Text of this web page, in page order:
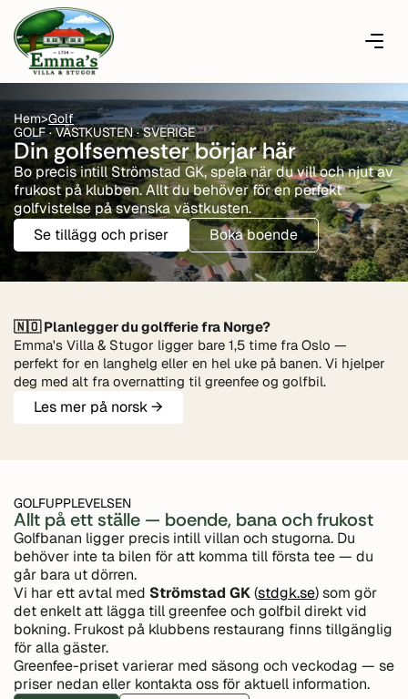
Hem>Golf
GOLF · VÄSTKUSTEN · SVERIGE
Din golfsemester börjar här
Bo precis intill Strömstad GK, spela när du vill och njut av
frukost på klubben. Allt du behöver för en perfekt
golfvistelse på svenska västkusten.
Se tillägg och priser
Boka boende
🇳🇴 Planlegger du golfferie fra Norge?
Emma's Villa & Stugor ligger bare 1,5 time fra Oslo —
perfekt for en langhelg eller en hel uke på banen. Vi hjelper
deg med alt fra overnatting til greenfee og golfbil.
Les mer på norsk →
GOLFUPPLEVELSEN
Allt på ett ställe — boende, bana och frukost
Golfbanan ligger precis intill villan och stugorna. Du
behöver inte ta bilen för att komma till första tee — du
går bara ut dörren.
Vi har ett avtal med Strömstad GK(stdgk.se) som gör
det enkelt att lägga till greenfee och golfbil direkt vid
bokning. Frukost på klubbens restaurang finns tillgänglig
för alla gäster.
Greenfee-priset varierar med säsong och veckodag — se
priser nedan eller kontakta oss för aktuell information.